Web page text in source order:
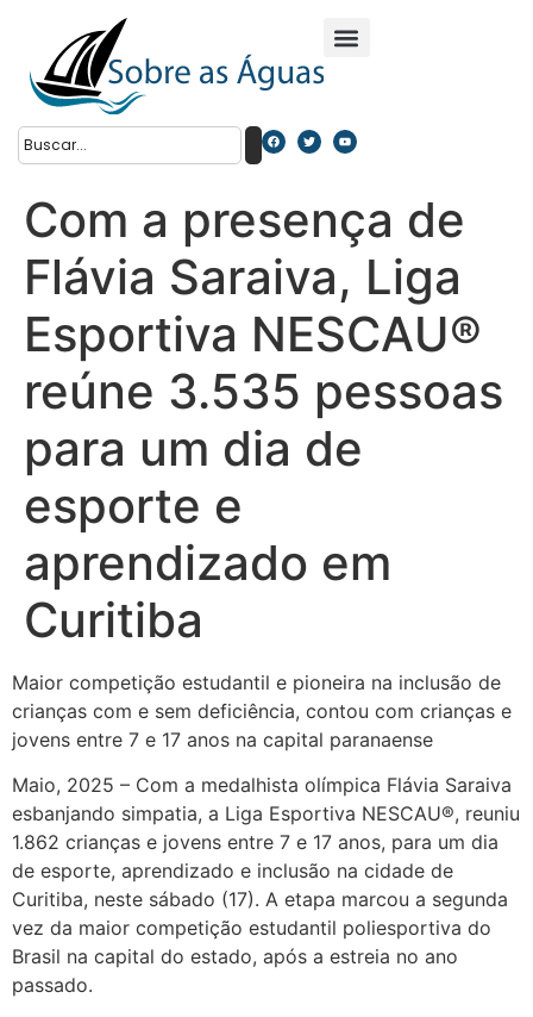
Com a presença de
Flávia Saraiva, Liga
Esportiva NESCAU®
reúne 3.535 pessoas
para um dia de
esporte e
aprendizado em
Curitiba
Maior competição estudantil e pioneira na inclusão de
crianças com e sem deficiência, contou com crianças e
jovens entre 7 e 17 anos na capital paranaense
Maio, 2025 – Com a medalhista olímpica Flávia Saraiva
esbanjando simpatia, a Liga Esportiva NESCAU®, reuniu
1.862 crianças e jovens entre 7 e 17 anos, para um dia
de esporte, aprendizado e inclusão na cidade de
Curitiba, neste sábado (17). A etapa marcou a segunda
vez da maior competição estudantil poliesportiva do
Brasil na capital do estado, após a estreia no ano
passado.